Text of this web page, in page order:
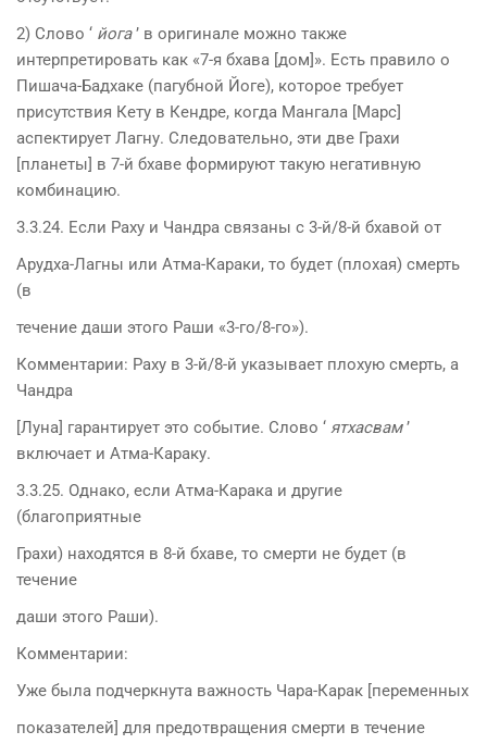
2) Слово ‘ йога’ в оригинале можно также
интерпретировать как «7-я бхава [дом]». Есть правило о
Пишача-Бадхаке (пагубной Йоге), которое требует
присутствия Кету в Кендре, когда Мангала [Марс]
аспектирует Лагну. Следовательно, эти две Грахи
[планеты] в 7-й бхаве формируют такую негативную
комбинацию.
3.3.24. Если Раху и Чандра связаны с 3-й/8-й бхавой от
Арудха-Лагны или Атма-Караки, то будет (плохая) смерть
(в
течение даши этого Раши «3-го/8-го»).
Комментарии: Раху в 3-й/8-й указывает плохую смерть, а
Чандра
[Луна] гарантирует это событие. Слово ‘ ятхасвам’
включает и Атма-Караку.
3.3.25. Однако, если Атма-Карака и другие
(благоприятные
Грахи) находятся в 8-й бхаве, то смерти не будет (в
течение
даши этого Раши).
Комментарии:
Уже была подчеркнута важность Чара-Карак [переменных
показателей] для предотвращения смерти в течение